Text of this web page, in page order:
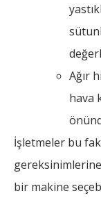
Ağır
hava
İşletmeler bu
bir makine